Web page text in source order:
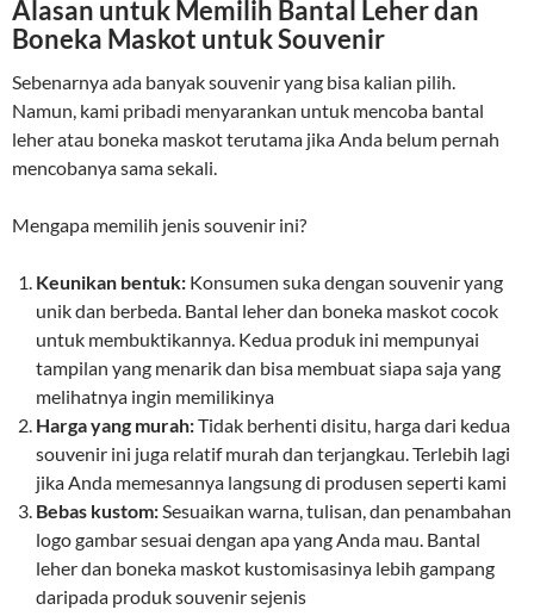
Alasan untuk Memilih Bantal Leher dan
Boneka Maskot untuk Souvenir
Sebenarnya ada banyak souvenir yang bisa kalian pilih.
Namun, kami pribadi menyarankan untuk mencoba bantal
leher atau boneka maskot terutama jika Anda belum pernah
mencobanya sama sekali.
Mengapa memilih jenis souvenir ini?
Keunikan bentuk: Konsumen suka dengan souvenir yang
unik dan berbeda. Bantal leher dan boneka maskot cocok
untuk membuktikannya. Kedua produk ini mempunyai
tampilan yang menarik dan bisa membuat siapa saja yang
melihatnya ingin memilikinya
Harga yang murah:Tidak berhenti disitu, harga dari kedua
souvenir ini juga relatif murah dan terjangkau. Terlebih lagi
jika Anda memesannya langsung di produsen seperti kami
Bebas kustom:Sesuaikan warna, tulisan, dan penambahan
logo gambar sesuai dengan apa yang Anda mau. Bantal
leher dan boneka maskot kustomisasinya lebih gampang
daripada produk souvenir sejenis